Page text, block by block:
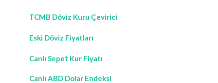
TCMB Döviz Kuru Çevirici
Eski Döviz Fiyatları
Canlı Sepet Kur Fiyatı
Canlı ABD Dolar Endeksi